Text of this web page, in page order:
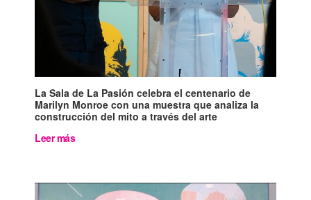
La Sala de La Pasión celebra el centenario de
Marilyn Monroe con una muestra que analiza la
construcción del mito a través del arte
Leer más